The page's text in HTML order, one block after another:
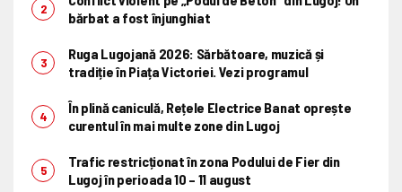
bărbat a fost înjunghiat
Ruga Lugojană 2026: Sărbătoare, muzică și
tradiție în Piața Victoriei. Vezi programul
În plină caniculă, Rețele Electrice Banat oprește
curentul în mai multe zone din Lugoj
Trafic restricționat în zona Podului de Fier din
Lugoj în perioada 10 – 11 august